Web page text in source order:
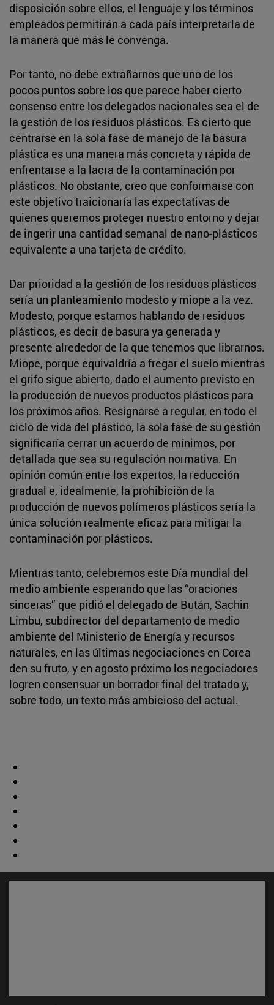
disposición sobre ellos, el lenguaje y los términos
empleados permitirán a cada país interpretarla de
la manera que más le convenga.
Por tanto, no debe extrañarnos que uno de los
pocos puntos sobre los que parece haber cierto
consenso entre los delegados nacionales sea el de
la gestión de los residuos plásticos. Es cierto que
centrarse en la sola fase de manejo de la basura
plástica es una manera más concreta y rápida de
enfrentarse a la lacra de la contaminación por
plásticos. No obstante, creo que conformarse con
este objetivo traicionaría las expectativas de
quienes queremos proteger nuestro entorno y dejar
de ingerir una cantidad semanal de nano-plásticos
equivalente a una tarjeta de crédito.
Dar prioridad a la gestión de los residuos plásticos
sería un planteamiento modesto y miope a la vez.
Modesto, porque estamos hablando de residuos
plásticos, es decir de basura ya generada y
presente alrededor de la que tenemos que librarnos.
Miope, porque equivaldría a fregar el suelo mientras
el grifo sigue abierto, dado el aumento previsto en
la producción de nuevos productos plásticos para
los próximos años. Resignarse a regular, en todo el
ciclo de vida del plástico, la sola fase de su gestión
significaría cerrar un acuerdo de mínimos, por
detallada que sea su regulación normativa. En
opinión común entre los expertos, la reducción
gradual e, idealmente, la prohibición de la
producción de nuevos polímeros plásticos sería la
única solución realmente eficaz para mitigar la
contaminación por plásticos.
Mientras tanto, celebremos este Día mundial del
medio ambiente esperando que las “oraciones
sinceras” que pidió el delegado de Bután, Sachin
Limbu, subdirector del departamento de medio
ambiente del Ministerio de Energía y recursos
naturales, en las últimas negociaciones en Corea
den su fruto, y en agosto próximo los negociadores
logren consensuar un borrador final del tratado y,
sobre todo, un texto más ambicioso del actual.